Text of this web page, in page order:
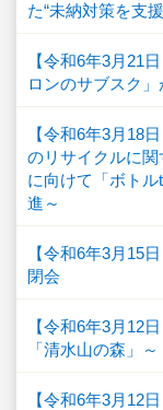
た“未納対策を支
【令和6年3月21
ロンのサブスク
【令和6年3月18
のリサイクルに
に向けて「ボト
進～
【令和6年3月15
閉会
【令和6年3月12
「清水山の森」
【令和6年3月12